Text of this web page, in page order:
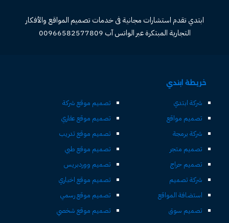
ابتدي تقدم استشارات مجانية فى خدمات تصميم المواقع والأفكار
التجارية المبتكرة عبر الواتس آب 00966582577809
خريطة ابتدي
شركة ابتدي
تصميم مواقع
شركة برمجة
تصميم متجر
تصميم حراج
شركة تصميم
استضافة المواقع
تصميم سوق
تصميم موقع شركة
تصميم موقع عقاري
تصميم موقع تدريب
تصميم موقع طبي
تصميم ووردبريس
تصميم موقع اخباري
تصميم موقع رسمي
تصميم موقع شخصي